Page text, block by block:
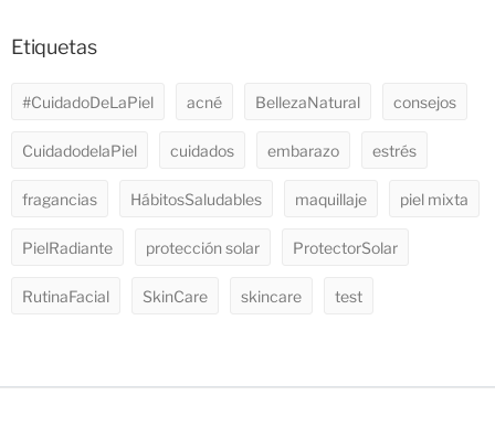
Etiquetas
#CuidadoDeLaPiel acné BellezaNatural consejos
CuidadodelaPiel cuidados embarazo estrés
fragancias HábitosSaludables maquillaje piel mixta
PielRadiante protección solar ProtectorSolar
RutinaFacial SkinCare skincare test